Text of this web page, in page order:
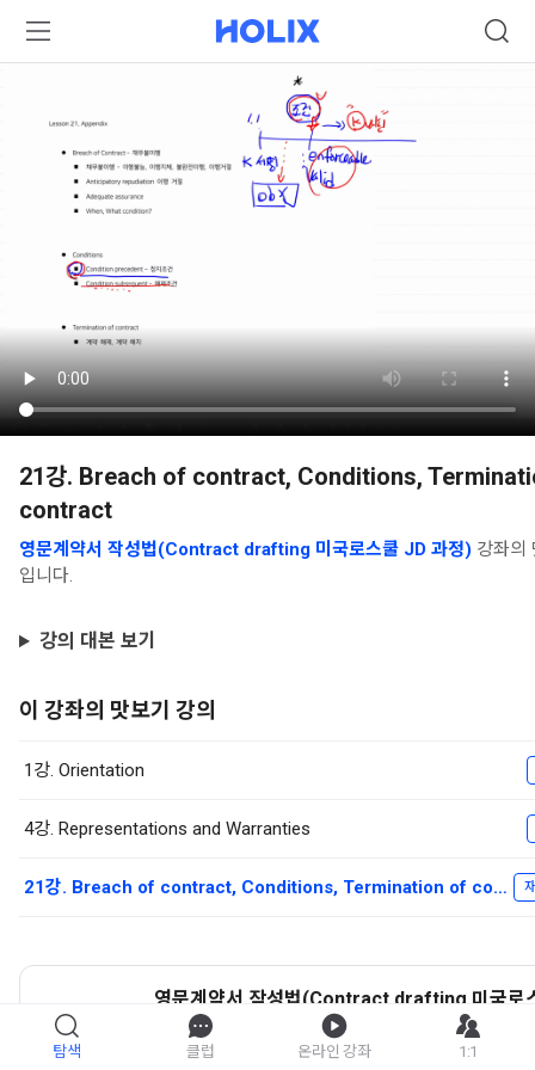
21강. Breach of contract, Conditions,
contract
영문계약서 작성법(Contract drafting 미국로스쿨 JD 과정) 강좌의
입니다.
강의 대본 보기
이 강좌의 맛보기 강의
1강. Orientation
4강. Representations and Warranties
21강. Breach of contract, Conditions, Termination of contract
영문계약서 작성법(Contract drafting 미국로
과정)
강좌 자세히 보기
탐색 클럽 온라인 강좌 1:1